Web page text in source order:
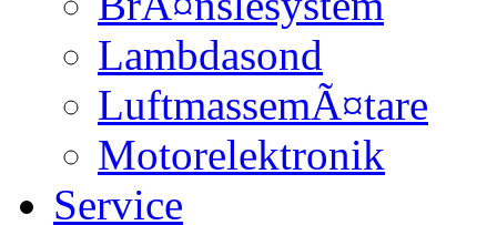
Lambdasond
LuftmassemÃ¤tare
Motorelektronik
Service